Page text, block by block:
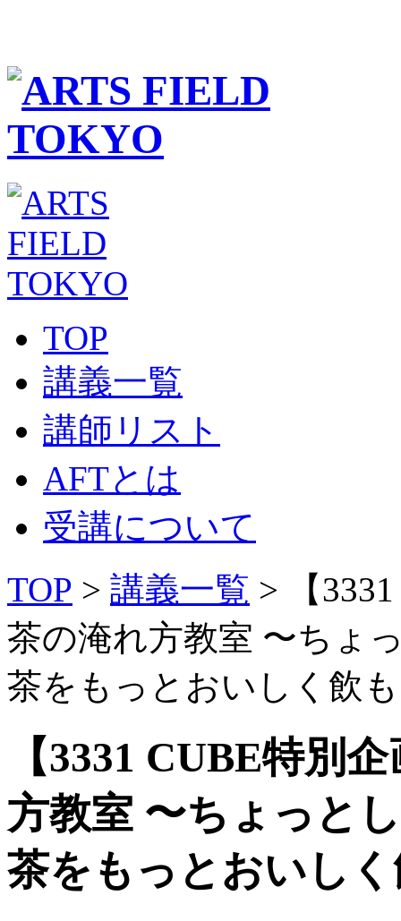
TOP
講義一覧
講師リスト
AFTとは
受講について
TOP > 講義一覧 > 【
茶の淹れ方教室 〜ちょ
茶をもっとおいしく飲
【3331 CUBE特別
方教室 〜ちょっと
茶をもっとおいし